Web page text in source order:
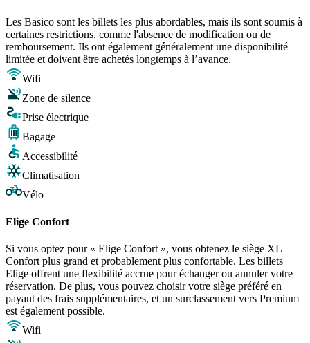
Les Basico sont les billets les plus abordables, mais ils sont soumis à
certaines restrictions, comme l'absence de modification ou de
remboursement. Ils ont également généralement une disponibilité
limitée et doivent être achetés longtemps à l’avance.
Wifi
Zone de silence
Prise électrique
Bagage
Accessibilité
Climatisation
Vélo
Elige Confort
Si vous optez pour « Elige Confort », vous obtenez le siège XL
Confort plus grand et probablement plus confortable. Les billets
Elige offrent une flexibilité accrue pour échanger ou annuler votre
réservation. De plus, vous pouvez choisir votre siège préféré en
payant des frais supplémentaires, et un surclassement vers Premium
est également possible.
Wifi